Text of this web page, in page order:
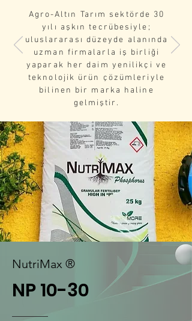
Agro-Altın Tarım sektörde 30
yılı aşkın tecrübesiyle;
uluslararası düzeyde alanında
uzman firmalarla iş birliği
yaparak her daim yenilikçi ve
teknolojik ürün çözümleriyle
bilinen bir marka haline
gelmiştir.
NutriMax ®
NP 10-30